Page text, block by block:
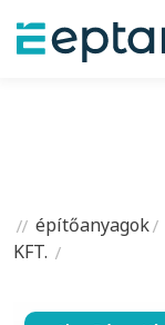
építőanyagok
KFT.